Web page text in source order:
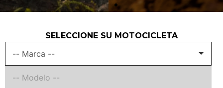
SELECCIONE SU MOTOCICLETA